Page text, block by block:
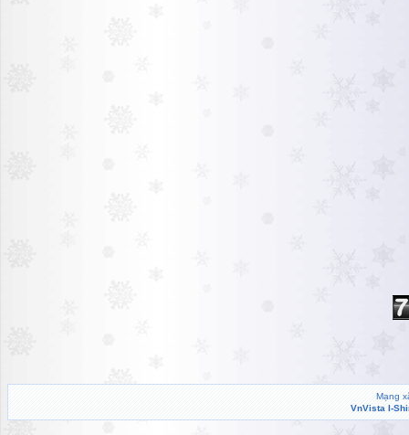
Mạng
VnVista I-